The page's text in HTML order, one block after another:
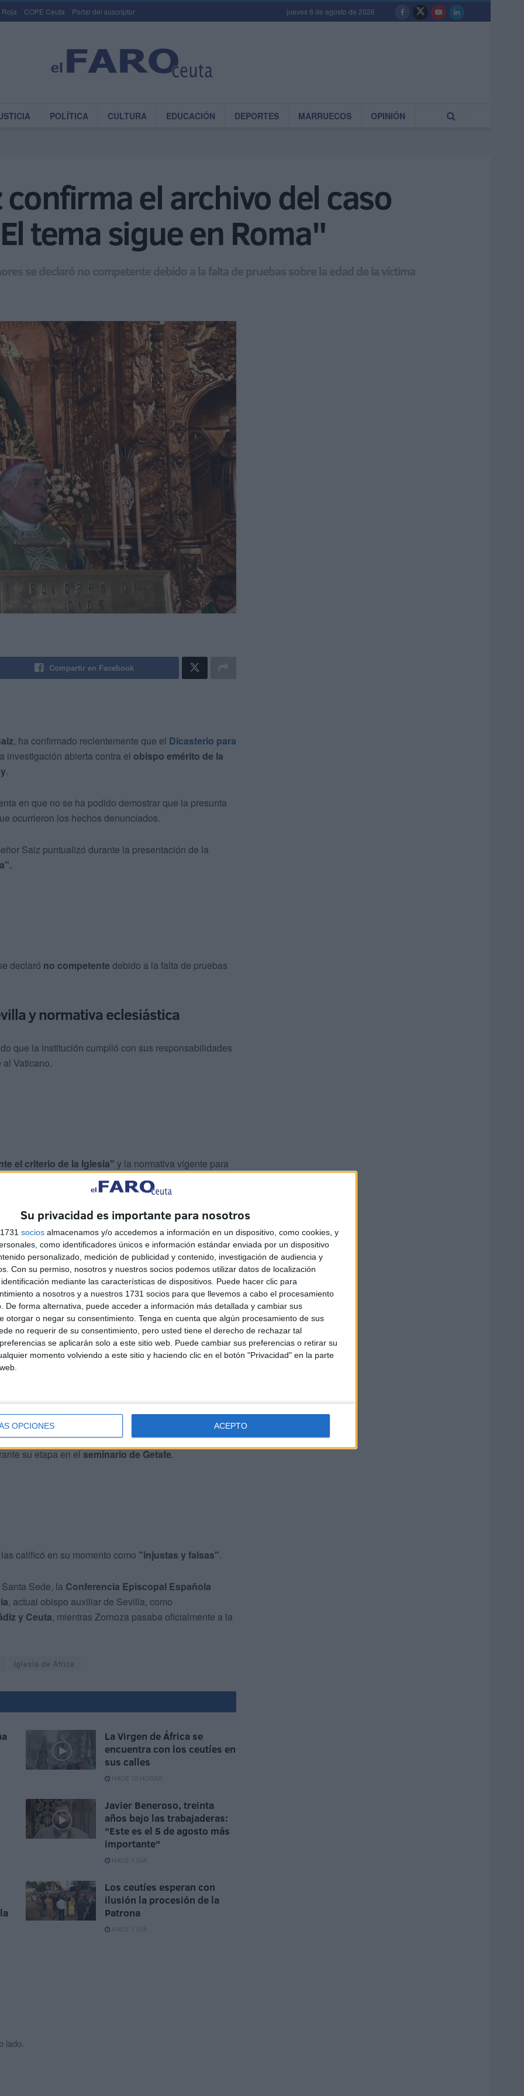
Su privacidad es importante para nosotros
socios almacenamos y/o accedemos a información en un dispositivo, como cookies, y
como identificadores únicos e información estándar enviada por un dispositivo
personalizado, medición de publicidad y contenido, investigación de audiencia y
Con su permiso, nosotros y nuestros socios podemos utilizar datos de localización
mediante las características de dispositivos. Puede hacer clic para
a nosotros y a nuestros 1731 socios para que llevemos a cabo el procesamiento
De forma alternativa, puede acceder a información más detallada y cambiar sus
otorgar o negar su consentimiento. Tenga en cuenta que algún procesamiento de sus
no requerir de su consentimiento, pero usted tiene el derecho de rechazar tal
se aplicarán solo a este sitio web. Puede cambiar sus preferencias o retirar su
momento volviendo a este sitio y haciendo clic en el botón "Privacidad" en la parte
OPCIONES ACEPTO
Roja COPE Ceuta Portal del suscriptor jueves 6 de agosto de 2026
POLÍTICA CULTURA EDUCACIÓN DEPORTES MARRUECOS OPINIÓN
el archivo del caso
tema sigue en Roma"
se declaró no competente debido a la falta de pruebas sobre la edad de la víctima
Compartir en Facebook
, ha confirmado recientemente que el Dicasterio para
investigación abierta contra el obispo emérito de la
.
en que no se ha podido demostrar que la presunta
ocurrieron los hechos denunciados.
Saiz puntualizó durante la presentación de la
declaró no competente debido a la falta de pruebas
y normativa eclesiástica
que la institución cumplió con sus responsabilidades
Vaticano.
el criterio de la Iglesia" y la normativa vigente para
tras declarar la falta de competencia de su
Zornoza Boy
apartado de sus funciones
.
de Cádiz y Ceuta
seguido con atención desde que el
del Pontífice 15 meses antes al cumplir los 75 años
la aceptación definitiva llegó tras hacerse públicas
su etapa en el seminario de Getafe.
calificó en su momento como "injustas y falsas".
Sede, la Conferencia Episcopal Española
, actual obispo auxiliar de Sevilla, como
y Ceuta, mientras Zornoza pasaba oficialmente a la
Iglesia de África
La Virgen de África se
encuentra con los ceutíes en
sus calles
HACE 12 HORAS
Javier Beneroso, treinta
años bajo las trabajaderas:
"Este es el 5 de agosto más
importante"
HACE 1 DÍA
Los ceutíes esperan con
ilusión la procesión de la
Patrona
HACE 1 DÍA
lado.